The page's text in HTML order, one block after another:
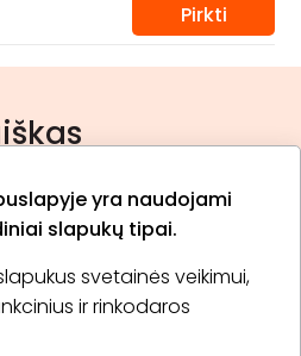
yra naudojami
slapukų tipai.
svetainės veikimui,
ir rinkodaros
Pirkti
politika